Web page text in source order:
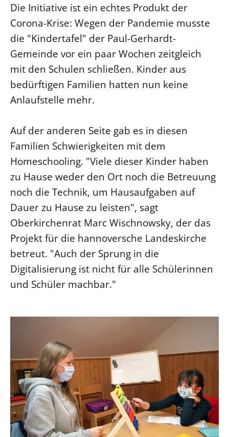
Die Initiative ist ein echtes Produkt der
Corona-Krise: Wegen der Pandemie musste
die "Kindertafel" der Paul-Gerhardt-
Gemeinde vor ein paar Wochen zeitgleich
mit den Schulen schließen. Kinder aus
bedürftigen Familien hatten nun keine
Anlaufstelle mehr.
Auf der anderen Seite gab es in diesen
Familien Schwierigkeiten mit dem
Homeschooling. "Viele dieser Kinder haben
zu Hause weder den Ort noch die Betreuung
noch die Technik, um Hausaufgaben auf
Dauer zu Hause zu leisten", sagt
Oberkirchenrat Marc Wischnowsky, der das
Projekt für die hannoversche Landeskirche
betreut. "Auch der Sprung in die
Digitalisierung ist nicht für alle Schülerinnen
und Schüler machbar."
Kunstreferat
NKVK
Öffentlichkeitsarbeit
Personalausschuss
Projektmanagement
Recht